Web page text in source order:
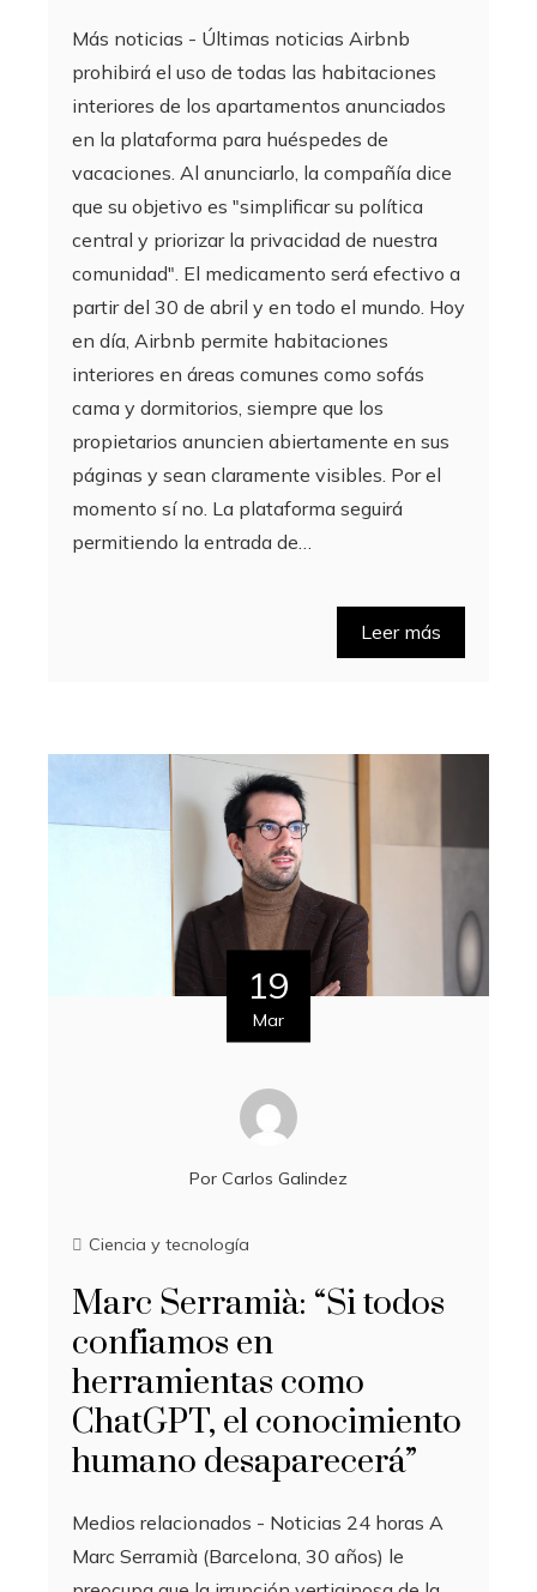
Más noticias - Últimas noticias Airbnb
prohibirá el uso de todas las habitaciones
interiores de los apartamentos anunciados
en la plataforma para huéspedes de
vacaciones. Al anunciarlo, la compañía dice
que su objetivo es "simplificar su política
central y priorizar la privacidad de nuestra
comunidad". El medicamento será efectivo a
partir del 30 de abril y en todo el mundo. Hoy
en día, Airbnb permite habitaciones
interiores en áreas comunes como sofás
cama y dormitorios, siempre que los
propietarios anuncien abiertamente en sus
páginas y sean claramente visibles. Por el
momento sí no. La plataforma seguirá
permitiendo la entrada de…
Leer más
19
Mar
Por Carlos Galindez
Ciencia y tecnología
Marc Serramià: “Si todos
confiamos en
herramientas como
ChatGPT, el conocimiento
humano desaparecerá”
Medios relacionados - Noticias 24 horas A
Marc Serramià (Barcelona, ​​30 años) le